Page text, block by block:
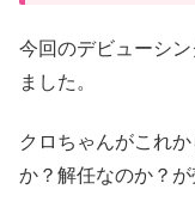
今回のデビューシ
ました。
クロちゃんがこれ
か？解任なのか？が